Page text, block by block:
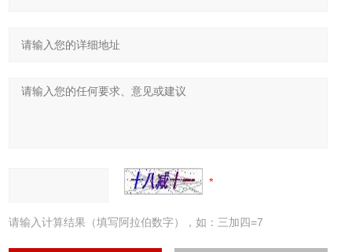
请输入计算结果（填写阿拉伯数字），如：三加四=7